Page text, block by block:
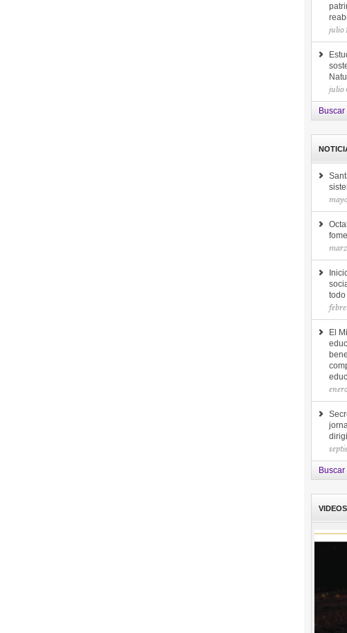
julio
julio
todo
El